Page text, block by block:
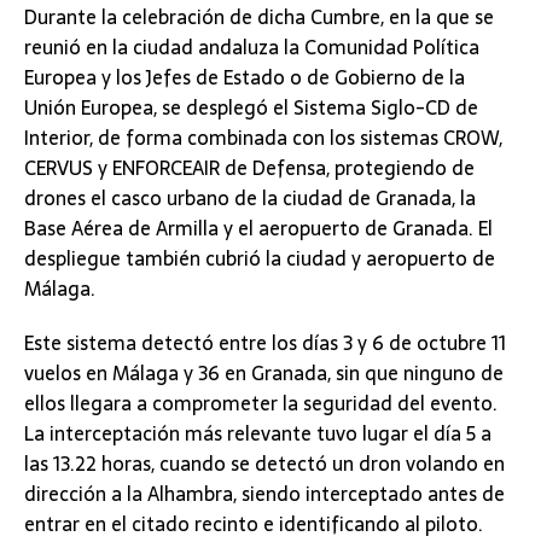
Durante la celebración de dicha Cumbre, en la que se
reunió en la ciudad andaluza la Comunidad Política
Europea y los Jefes de Estado o de Gobierno de la
Unión Europea, se desplegó el Sistema Siglo-CD de
Interior, de forma combinada con los sistemas CROW,
CERVUS y ENFORCEAIR de Defensa, protegiendo de
drones el casco urbano de la ciudad de Granada, la
Base Aérea de Armilla y el aeropuerto de Granada. El
despliegue también cubrió la ciudad y aeropuerto de
Málaga.
Este sistema detectó entre los días 3 y 6 de octubre 11
vuelos en Málaga y 36 en Granada, sin que ninguno de
ellos llegara a comprometer la seguridad del evento.
La interceptación más relevante tuvo lugar el día 5 a
las 13.22 horas, cuando se detectó un dron volando en
dirección a la Alhambra, siendo interceptado antes de
entrar en el citado recinto e identificando al piloto.